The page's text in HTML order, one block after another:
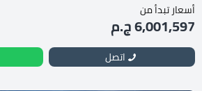
أسعار تبدأ من
6,001,597 ج.م
اتصل